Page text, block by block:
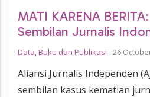
MATI KARENA
Sembilan Jurnalis
Data,Buku dan Publikasi -26
Aliansi Jurnalis Independen
sembilan kasus kematian